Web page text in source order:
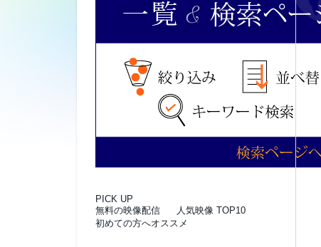
PICK UP
無料の映像配信
人気映像 TOP10
初めての方へオススメ